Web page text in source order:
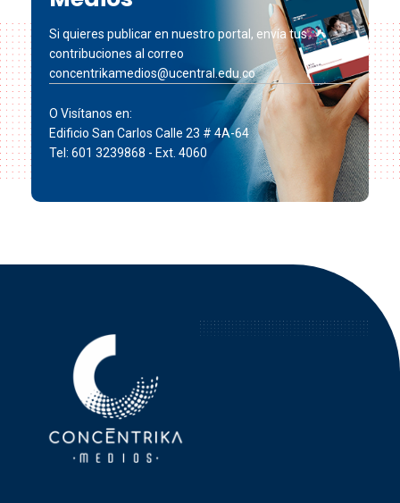
Si quieres publicar en nuestro portal, envía tus
contribuciones al correo
concentrikamedios@ucentral.edu.co
O Visítanos en:
Edificio San Carlos Calle 23 # 4A-64
Tel: 601 3239868 - Ext. 4060